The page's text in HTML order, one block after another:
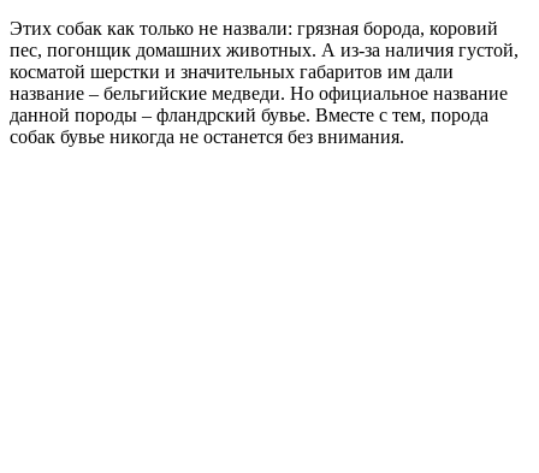
Этих собак как только не назвали: грязная борода, коровий
пес, погонщик домашних животных. А из-за наличия густой,
косматой шерстки и значительных габаритов им дали
название – бельгийские медведи. Но официальное название
данной породы – фландрский бувье. Вместе с тем, порода
собак бувье никогда не останется без внимания.